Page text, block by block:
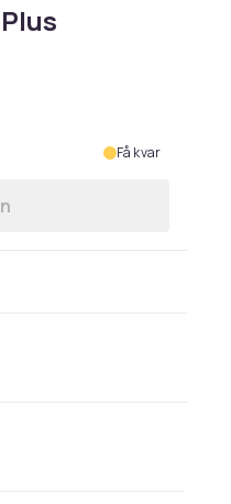
Få kvar
Galaxy S23/